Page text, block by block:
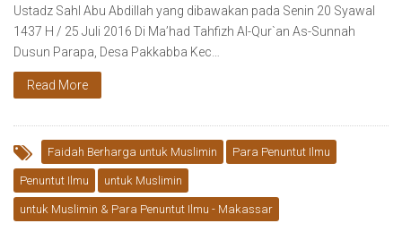
Ustadz Sahl Abu Abdillah yang dibawakan pada Senin 20 Syawal
1437 H / 25 Juli 2016 Di Ma’had Tahfizh Al-Qur`an As-Sunnah
Dusun Parapa, Desa Pakkabba Kec…
Read More
Faidah Berharga untuk Muslimin Para Penuntut Ilmu
Penuntut Ilmu untuk Muslimin
untuk Muslimin & Para Penuntut Ilmu - Makassar